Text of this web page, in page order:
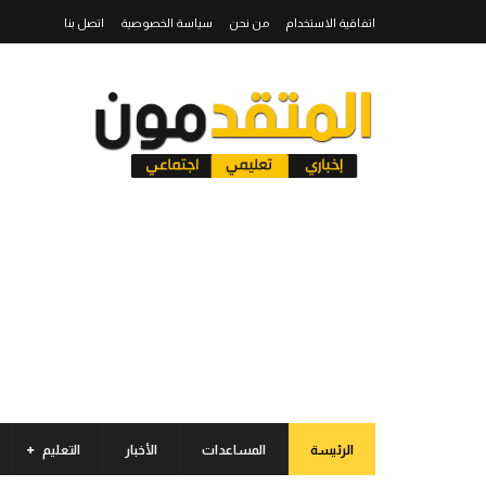
اتفاقية الاستخدام من نحن سياسة الخصوصية اتصل بنا
الرئيسة المساعدات الأخبار التعليم